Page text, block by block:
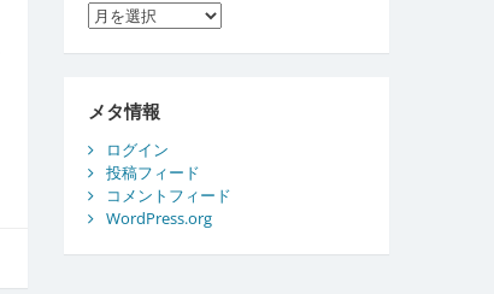
ア
ー
カ
ブ
メタ情報
ログイン
投稿フィード
コメントフィード
WordPress.org